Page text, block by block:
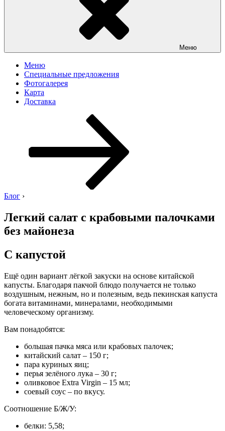
Меню
Меню
Специальные предложения
Фотогалерея
Карта
Доставка
Блог ›
Легкий салат с крабовыми палочками
без майонеза
С капустой
Ещё один вариант лёгкой закуски на основе китайской
капусты. Благодаря пакчой блюдо получается не только
воздушным, нежным, но и полезным, ведь пекинская капуста
богата витаминами, минералами, необходимыми
человеческому организму.
Вам понадобятся:
большая пачка мяса или крабовых палочек;
китайский салат – 150 г;
пара куриных яиц;
перья зелёного лука – 30 г;
оливковое Extra Virgin – 15 мл;
соевый соус – по вкусу.
Соотношение Б/Ж/У:
белки: 5,58;